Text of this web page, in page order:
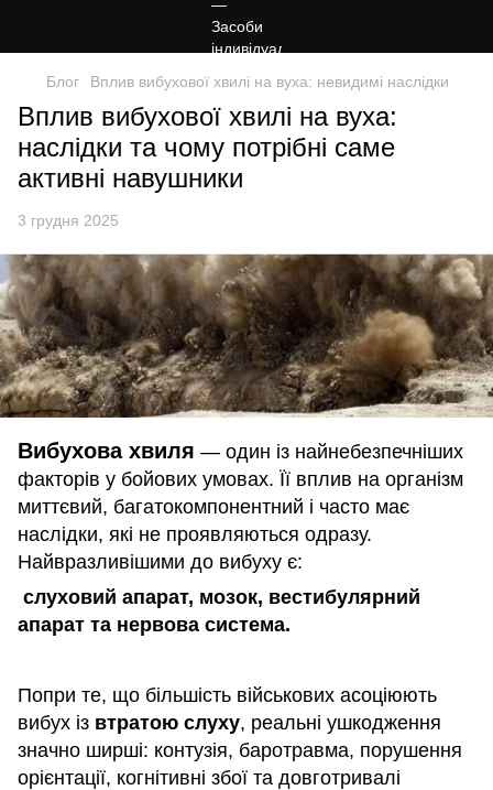
Блог Вплив вибухової хвилі на вуха: невидимі наслідки
Вплив вибухової хвилі на вуха:
наслідки та чому потрібні саме
активні навушники
3 грудня 2025
Вибухова хвиля — один із найнебезпечніших
факторів у бойових умовах. Її вплив на організм
миттєвий, багатокомпонентний і часто має
наслідки, які не проявляються одразу.
Найвразливішими до вибуху є:
слуховий апарат, мозок, вестибулярний
апарат та нервова система.
Попри те, що більшість військових асоціюють
вибух із втратою слуху, реальні ушкодження
значно ширші: контузія, баротравма, порушення
орієнтації, когнітивні збої та довготривалі